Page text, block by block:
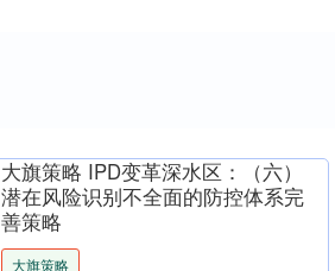
大旗策略 IPD变革深水区：（六）
潜在风险识别不全面的防控体系完
善策略
大旗策略